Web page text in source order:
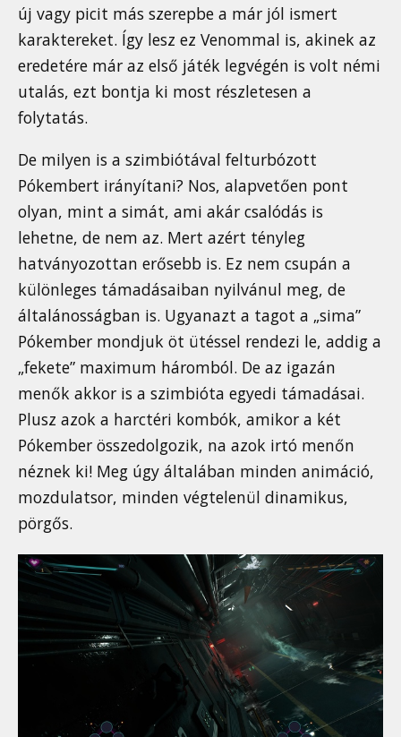
új vagy picit más szerepbe a már jól ismert
karaktereket. Így lesz ez Venommal is, akinek az
eredetére már az első játék legvégén is volt némi
utalás, ezt bontja ki most részletesen a
folytatás.
De milyen is a szimbiótával felturbózott
Pókembert irányítani? Nos, alapvetően pont
olyan, mint a simát, ami akár csalódás is
lehetne, de nem az. Mert azért tényleg
hatványozottan erősebb is. Ez nem csupán a
különleges támadásaiban nyilvánul meg, de
általánosságban is. Ugyanazt a tagot a „sima”
Pókember mondjuk öt ütéssel rendezi le, addig a
„fekete” maximum háromból. De az igazán
menők akkor is a szimbióta egyedi támadásai.
Plusz azok a harctéri kombók, amikor a két
Pókember összedolgozik, na azok irtó menőn
néznek ki! Meg úgy általában minden animáció,
mozdulatsor, minden végtelenül dinamikus,
pörgős.